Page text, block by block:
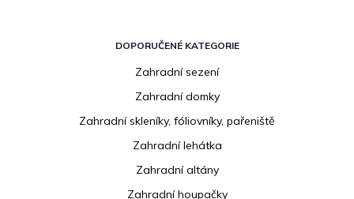
DOPORUČENÉ KATEGORIE
Zahradní sezení
Zahradní domky
Zahradní skleníky, fóliovníky, pařeniště
Zahradní lehátka
Zahradní altány
Zahradní houpačky